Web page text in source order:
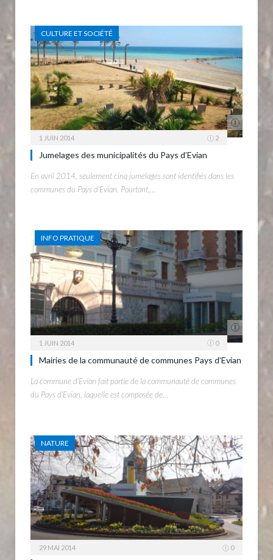
CULTURE ET SOCIÉTÉ
1 JUIN 2014 2
Jumelages des municipalités du Pays d’Evian
En avril 2014, seulement cinq jumelages sont identifiés dans les
communes du Pays d’Evian. Pourtant,…
INFO PRATIQUE
1 JUIN 2014 0
Mairies de la communauté de communes Pays d’Evian
La commune d’Evian fait partie de la communauté de communes
du Pays d’Evian, laquelle est composée de…
NATURE
29 MAI 2014 0